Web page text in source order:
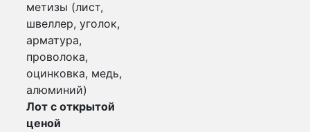
метизы (лист,
швеллер, уголок,
арматура,
проволока,
оцинковка, медь,
алюминий)
Лот с открытой
ценой